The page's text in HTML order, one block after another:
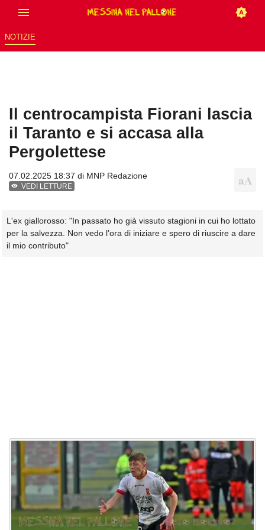
NOTIZIE
Il centrocampista Fiorani lascia
il Taranto e si accasa alla
Pergolettese
07.02.2025 18:37 di MNP Redazione
VEDI LETTURE
L'ex giallorosso: "In passato ho già vissuto stagioni in cui ho lottato
per la salvezza. Non vedo l’ora di iniziare e spero di riuscire a dare
il mio contributo"